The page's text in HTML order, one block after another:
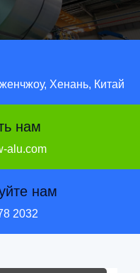
Хенань, Китай
нам
alu.com
нам
2032